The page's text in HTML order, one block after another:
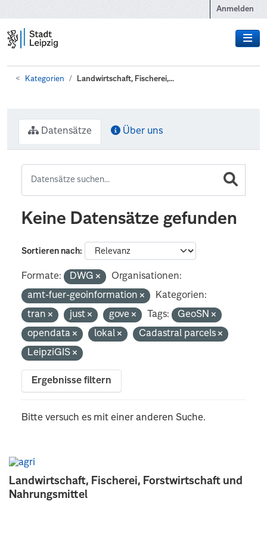
Anmelden
Kategorien Landwirtschaft, Fischerei,...
Landwirtschaft, Fischerei, Forstwirtschaft und
Nahrungsmittel
Datensätze Über uns
Keine Datensätze gefunden
Sortieren nach
Formate: DWG
Organisationen:
amt-fuer-geoinformation
Kategorien:
tran
just gove Tags:
GeoSN
opendata
lokal
Cadastral parcels
LeipziGIS
Ergebnisse filtern
Bitte versuch es mit einer anderen Suche.